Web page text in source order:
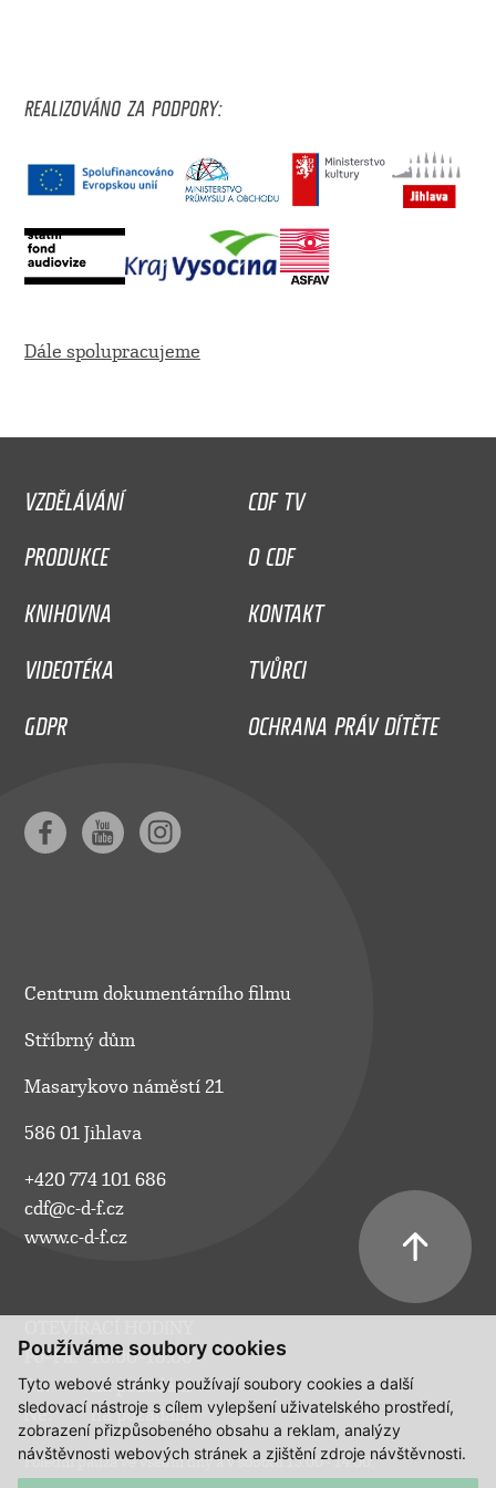
Používáme soubory cookies
Tyto webové stránky používají soubory cookies a další
sledovací nástroje s cílem vylepšení uživatelského prostředí,
zobrazení přizpůsobeného obsahu a reklam, analýzy
návštěvnosti webových stránek a zjištění zdroje návštěvnosti.
REALIZOVÁNO ZA PODPORY:
Dále spolupracujeme
VZDĚLÁVÁNÍ
CDF TV
PRODUKCE
O CDF
KNIHOVNA
KONTAKT
VIDEOTÉKA
TVŮRCI
GDPR
OCHRANA PRÁV DÍTĚTE
Centrum dokumentárního filmu
Stříbrný dům
Masarykovo náměstí 21
586 01 Jihlava
+420 774 101 686
cdf@c-d-f.cz
www.c-d-f.cz
Po–Pá:
10.00–18.00
So:
na požádání
Ne:
na požádání
Polední pauza ve všední dny a v sobotu 13:00 - 14:00.